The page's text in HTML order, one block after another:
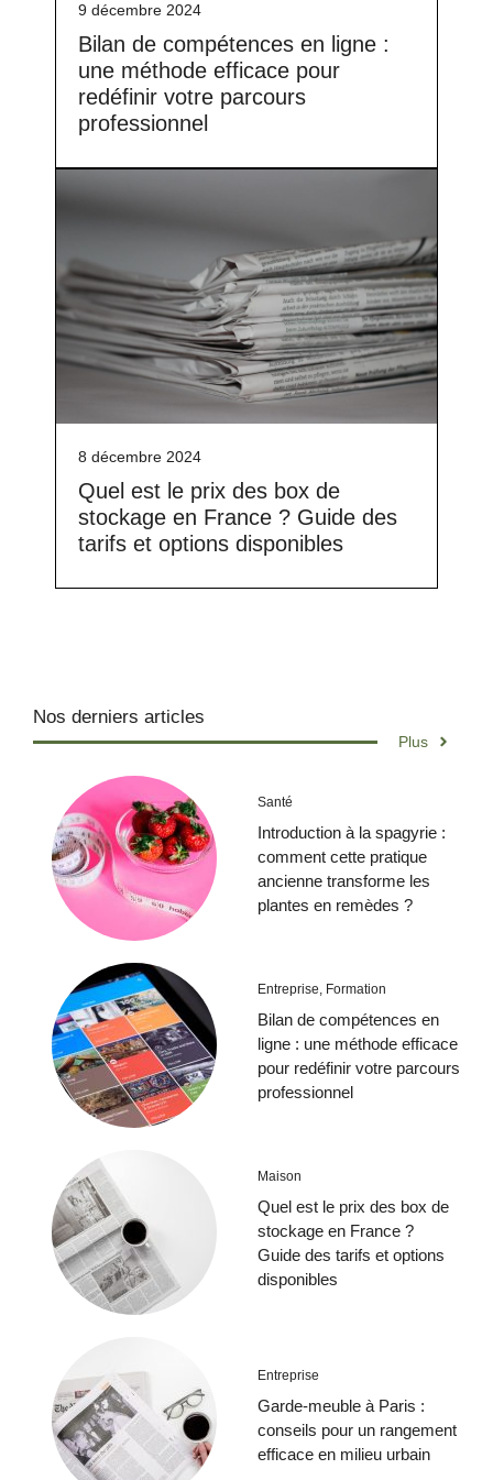
9 décembre 2024
Bilan de compétences en ligne :
une méthode efficace pour
redéfinir votre parcours
professionnel
8 décembre 2024
Quel est le prix des box de
stockage en France ? Guide des
tarifs et options disponibles
Nos derniers articles
Plus
Santé
Introduction à la spagyrie :
comment cette pratique
ancienne transforme les
plantes en remèdes ?
Entreprise, Formation
Bilan de compétences en
ligne : une méthode efficace
pour redéfinir votre parcours
professionnel
Maison
Quel est le prix des box de
stockage en France ?
Guide des tarifs et options
disponibles
Entreprise
Garde-meuble à Paris :
conseils pour un rangement
efficace en milieu urbain